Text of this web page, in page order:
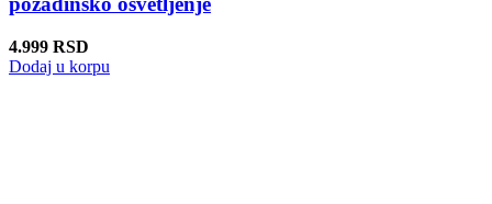
4.999 RSD
Dodaj u korpu